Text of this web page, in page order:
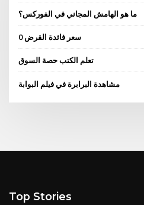
ما هو الهامش المجاني في الفوركس؟
0 سعر فائدة القرض
تعلم الكتب حصة السوق
مشاهدة البرابرة في فيلم البوابة
Top Stories